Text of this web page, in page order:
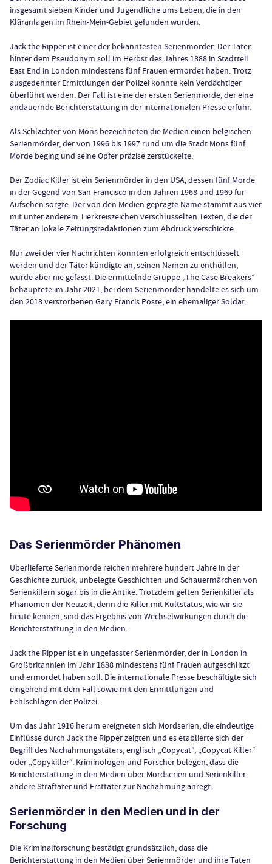
insgesamt sieben Kinder und Jugendliche ums Leben, die in den
Kläranlagen im Rhein-Mein-Gebiet gefunden wurden.
Jack the Ripper ist einer der bekanntesten Serienmörder: Der Täter
hinter dem Pseudonym soll im Herbst des Jahres 1888 in Stadtteil
East End in London mindestens fünf Frauen ermordet haben. Trotz
ausgedehnter Ermittlungen der Polizei konnte kein Verdächtiger
überführt werden. Der Fall ist eine der ersten Serienmorde, der eine
andauernde Berichterstattung in der internationalen Presse erfuhr.
Als Schlächter von Mons bezeichneten die Medien einen belgischen
Serienmörder, der von 1996 bis 1997 rund um die Stadt Mons fünf
Morde beging und seine Opfer präzise zerstückelte.
Der Zodiac Killer ist ein Serienmörder in den USA, dessen fünf Morde
in der Gegend von San Francisco in den Jahren 1968 und 1969 für
Aufsehen sorgte. Der von den Medien geprägte Name stammt aus vier
mit unter anderem Tierkreiszeichen verschlüsselten Texten, die der
Täter an lokale Zeitungsredaktionen zum Abdruck verschickte.
Nur zwei der vier Nachrichten konnten erfolgreich entschlüsselt
werden und der Täter kündigte an, seinen Namen zu enthüllen,
wurde aber nie gefasst. Die ermittelnde Gruppe „The Case Breakers“
behauptete im Jahr 2021, bei dem Serienmörder handelte es sich um
den 2018 verstorbenen Gary Francis Poste, ein ehemaliger Soldat.
Das Serienmörder Phänomen
Überlieferte Serienmorde reichen mehrere hundert Jahre in der
Geschichte zurück, unbelegte Geschichten und Schauermärchen von
Serienkillern sogar bis in die Antike. Trotzdem gelten Serienkiller als
Phänomen der Neuzeit, denn die Killer mit Kultstatus, wie wir sie
heute kennen, sind das Ergebnis von Wechselwirkungen durch die
Berichterstattung in den Medien.
Jack the Ripper ist ein ungefasster Serienmörder, der in London in
Großbritannien im Jahr 1888 mindestens fünf Frauen aufgeschlitzt
und ermordet haben soll. Die internationale Presse beschäftigte sich
eingehend mit dem Fall sowie mit den Ermittlungen und
Fehlschlägen der Polizei.
Um das Jahr 1916 herum ereigneten sich Mordserien, die eindeutige
Einflüsse durch Jack the Ripper zeigten und es etablierte sich der
Begriff des Nachahmungstäters, englisch „Copycat“, „Copycat Killer“
oder „Copykiller“. Kriminologen und Forscher belegen, dass die
Berichterstattung in den Medien über Mordserien und Serienkiller
andere Straftäter und Ersttäter zur Nachahmung anregt.
Serienmörder in den Medien und in der
Forschung
Die Kriminalforschung bestätigt grundsätzlich, dass die
Berichterstattung in den Medien über Serienmörder und ihre Taten